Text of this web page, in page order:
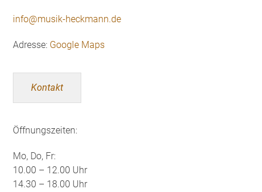
info@musik-heckmann.de
Adresse: Google Maps
Kontakt
Öffnungszeiten:
Mo, Do, Fr:
10.00 – 12.00 Uhr
14.30 – 18.00 Uhr